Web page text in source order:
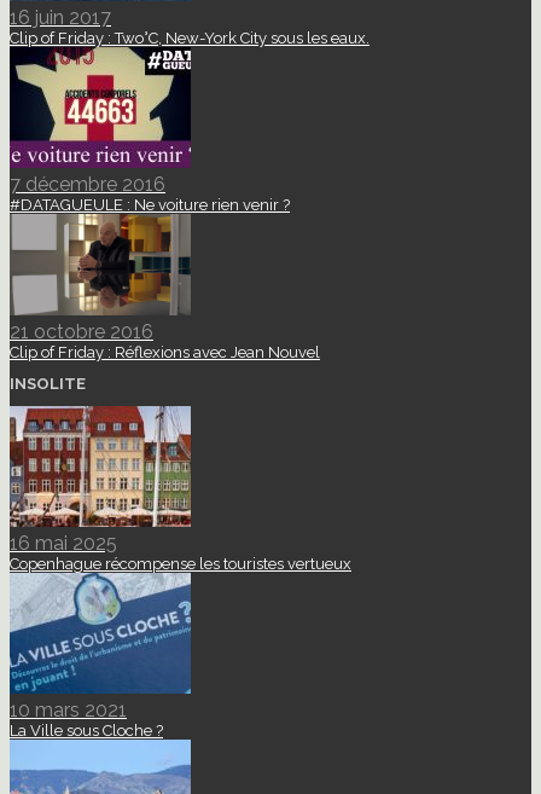
16 juin 2017
Clip of Friday : Two°C, New-York City sous les eaux.
7 décembre 2016
#DATAGUEULE : Ne voiture rien venir ?
21 octobre 2016
Clip of Friday : Réflexions avec Jean Nouvel
INSOLITE
16 mai 2025
Copenhague récompense les touristes vertueux
10 mars 2021
La Ville sous Cloche ?